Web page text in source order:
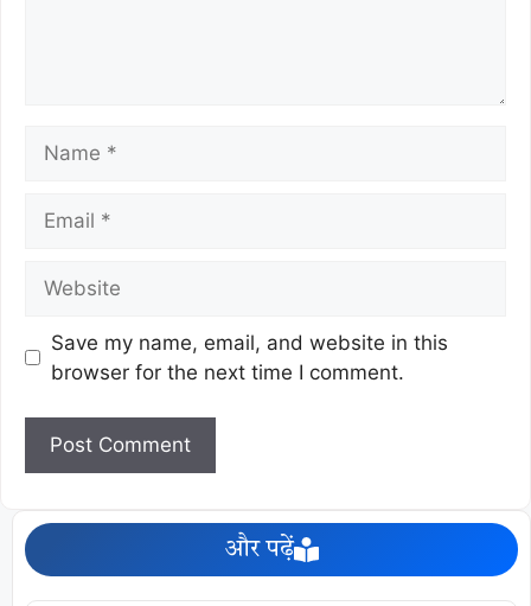
Save my name, email, and website in this
browser for the next time I comment.
और पढ़ें